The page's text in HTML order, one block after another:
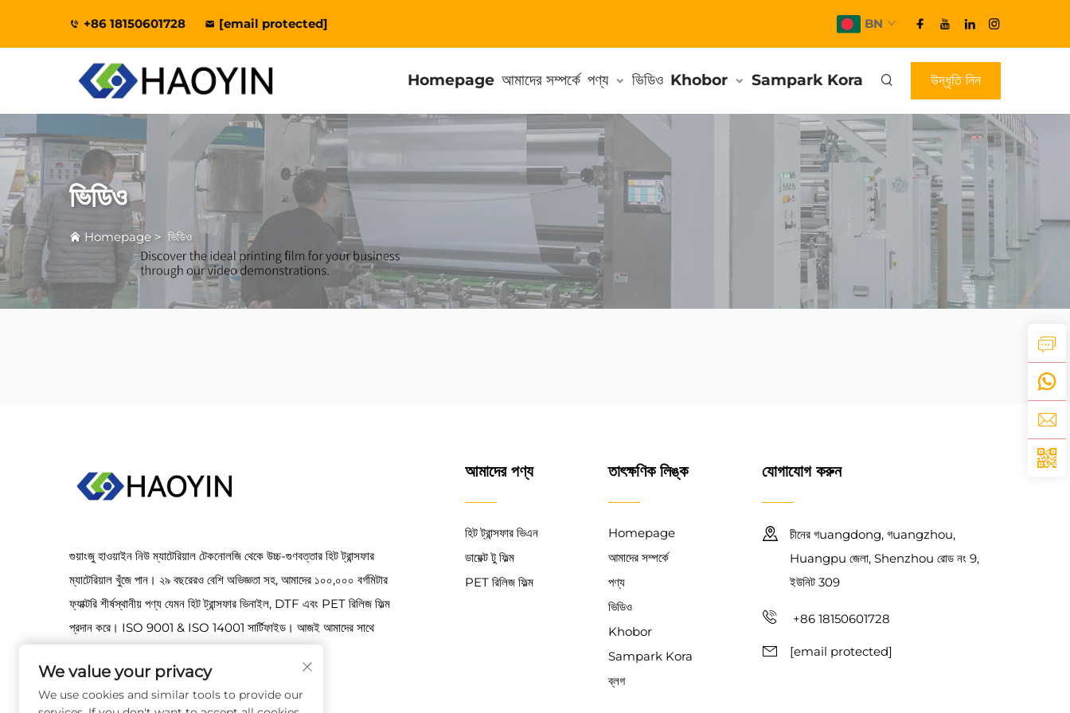
+86 18150601728 [email protected] BN
Homepage আমাদের সম্পর্কে পণ্য ভিডিও Khobor Sampark Kora উদ্ধৃতি নিন
ভিডিও
Homepage > ভিডিও
গুয়াংজু হাওয়াইন নিউ ম্যাটেরিয়াল টেকনোলজি থেকে উচ্চ-গুণবত্তার হিট ট্রান্সফার
ম্যাটেরিয়াল খুঁজে পান। ২৯ বছরেরও বেশি অভিজ্ঞতা সহ, আমাদের ১০০,০০০ বর্গমিটার
ফ্যাক্টরি শীর্ষস্থানীয় পণ্য যেমন হিট ট্রান্সফার ভিনাইল, DTF এবং PET রিলিজ ফিল্ম
প্রদান করে। ISO 9001 & ISO 14001 সার্টিফাইড। আজই আমাদের সাথে
আমাদের পণ্য
হিট ট্রান্সফার ভিএন
ডায়েক্ট টু ফিল্ম
PET রিলিজ ফিল্ম
তাৎক্ষণিক লিঙ্ক
Homepage
আমাদের সম্পর্কে
পণ্য
ভিডিও
Khobor
Sampark Kora
ব্লগ
যোগাযোগ করুন
চীনের গuangdong, গuangzhou,
Huangpu জেলা, Shenzhou রোড নং 9,
ইউনিট 309
+86 18150601728
[email protected]
We value your privacy
We use cookies and similar tools to provide our